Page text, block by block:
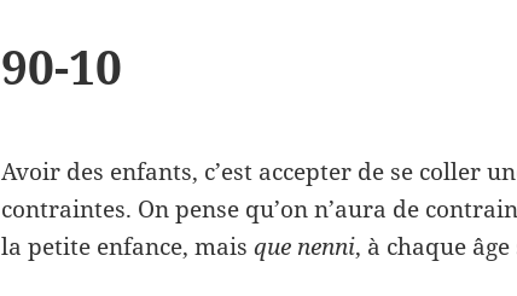
90-10
Avoir des enfants, c’est accepter de se coller
contraintes. On pense qu’on n’aura de
la petite enfance, mais que nenni, à chaque